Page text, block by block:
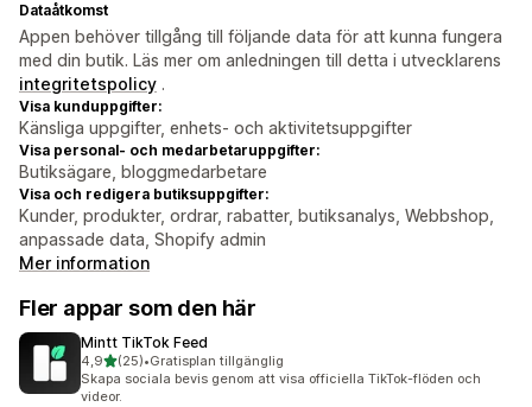
Dataåtkomst
Appen behöver tillgång till följande data för att kunna fungera
med din butik. Läs mer om anledningen till detta i utvecklarens
integritetspolicy .
Visa kunduppgifter:
Känsliga uppgifter, enhets- och aktivitetsuppgifter
Visa personal- och medarbetaruppgifter:
Butiksägare, bloggmedarbetare
Visa och redigera butiksuppgifter:
Kunder, produkter, ordrar, rabatter, butiksanalys, Webbshop,
anpassade data, Shopify admin
Mer information
Fler appar som den här
Mintt TikTok Feed
4,9av 5 stjärnor
(25)
25 recensioner totalt
•Gratisplan tillgänglig
Skapa sociala bevis genom att visa officiella TikTok-flöden och
videor.